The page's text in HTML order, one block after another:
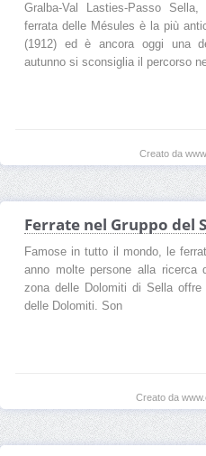
Gralba-Val Lasties-Passo
ferrata delle Mésules è la più
(1912) ed è ancora oggi una
autunno si sconsiglia il percorso
Creato da
Ferrate nel Gruppo del
Famose in tutto il mondo, le
anno molte persone alla ricerca
zona delle Dolomiti di Sella
delle Dolomiti. Son
Creato da